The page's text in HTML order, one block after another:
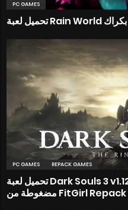
PC GAMES
PC GAMES REPACK GAMES
تحميل لعبة Dark Souls 3 v1.12 + 2 DLCs The Ringed City